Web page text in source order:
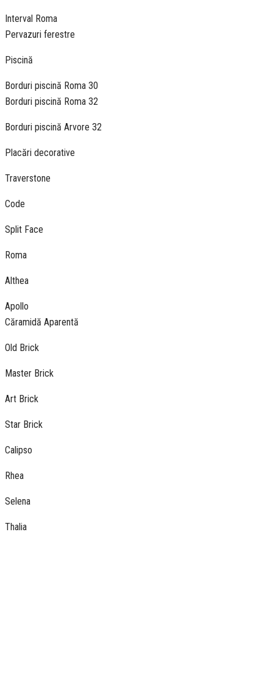
Interval Roma
Pervazuri ferestre
Piscină
Borduri piscină Roma 30
Borduri piscină Roma 32
Borduri piscină Arvore 32
Placări decorative
Traverstone
Code
Split Face
Roma
Althea
Apollo
Căramidă Aparentă
Old Brick
Master Brick
Art Brick
Star Brick
Calipso
Rhea
Selena
Thalia